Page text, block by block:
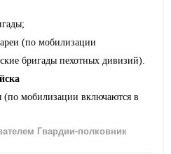
(по мобилизации
бригады пехотных дивизий).
(по мобилизации включаются в
Гвардии-полковник